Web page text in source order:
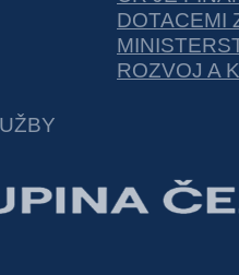
DOTACEMI
ROZVOJ A